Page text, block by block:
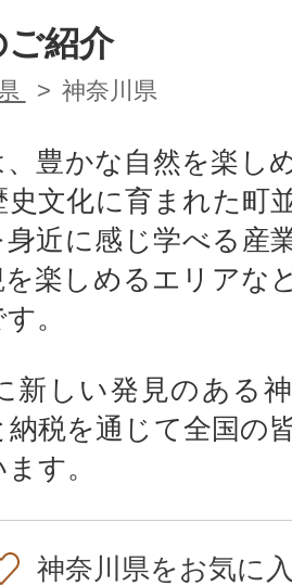
紹介
神奈川県
豊かな自然を楽し
文化に育まれた町
近に感じ学べる産
楽しめるエリアな
。
新しい発見のある
納税を通じて全国の
す。
神奈川県をお気に